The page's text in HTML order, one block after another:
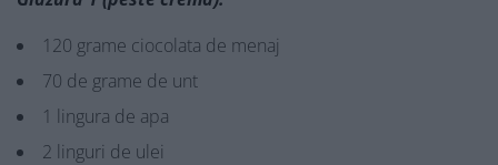
120 grame ciocolata de menaj
70 de grame de unt
1 lingura de apa
2 linguri de ulei